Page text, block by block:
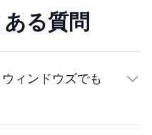
る質問
ィンドウズでも